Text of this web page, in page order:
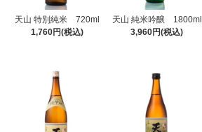
天山 特別純米 720ml
1,760円(税込)
天山 純米吟醸 1800ml
3,960円(税込)